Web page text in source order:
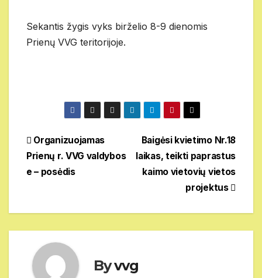
Sekantis žygis vyks birželio 8-9 dienomis
Prienų VVG teritorijoje.
Navigacija
tarp
Baigėsi kvietimo Nr.18
laikas, teikti paprastus
kaimo vietovių vietos
projektus
Organizuojamas
Prienų r. VVG valdybos
e – posėdis
Byvvg